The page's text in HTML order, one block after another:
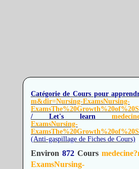
Catégorie de Cours pour
m&dir=Nursing-ExamsNursing-
/ Let's learn
ExamsNursing-
(Anti-gaspillage de Fiches de Cours)
Environ 872Cours
ExamsNursing-